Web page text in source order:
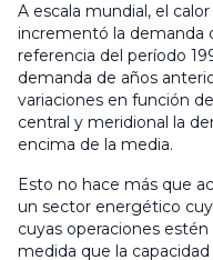
A escala mundial, el
incrementó la demanda
referencia del período
demanda de años
variaciones en función
central y meridional la
encima de la media.
Esto no hace más que
un sector energético
cuyas operaciones
medida que la